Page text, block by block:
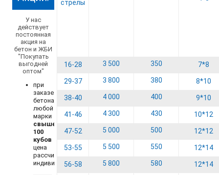
У нас
действует
постоянная
акция на
бетон и ЖБИ
"Покупать
выгодней
оптом"
при
заказе
бетона
любой
марки
свыше
100
кубов
цена
рассчитывается
индивидуально;
стрелы
16-28 3 500 350 7*8
29-37 3 800 380 8*10
38-40 4 000 400 9*10
41-46 4 300 430 10*12
47-52 5 000 500 12*12
53-55 5 500 550 12*14
56-58 5 800 580 12*14